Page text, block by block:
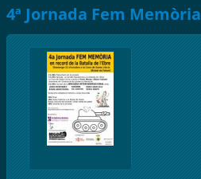
4ª Jornada Fem Memòria